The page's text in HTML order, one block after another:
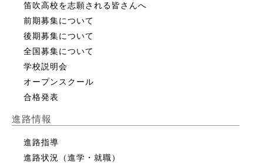
笛吹高校を志願される皆さんへ
前期募集について
後期募集について
全国募集について
学校説明会
オープンスクール
合格発表
進路情報
進路指導
進路状況（進学・就職）